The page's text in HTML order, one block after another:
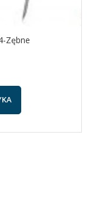
Zębne